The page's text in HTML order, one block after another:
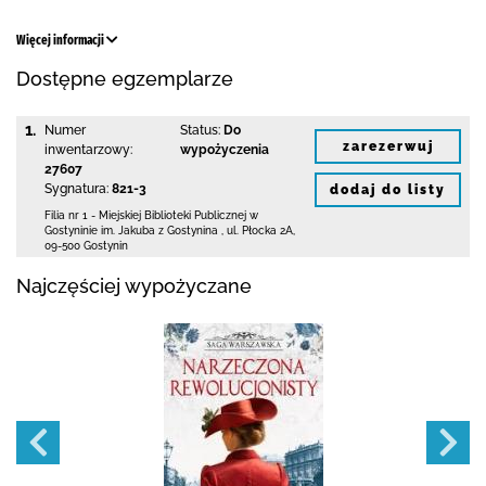
Więcej informacji
Dostępne egzemplarze
1.
Numer
inwentarzowy:
27607
Sygnatura: 821-3
Status: Do
wypożyczenia
Filia nr 1 - Miejskiej Biblioteki Publicznej w
Gostyninie im. Jakuba z Gostynina
ul. Płocka 2A
09-500 Gostynin
zarezerwuj
dodaj do listy
Najczęściej wypożyczane